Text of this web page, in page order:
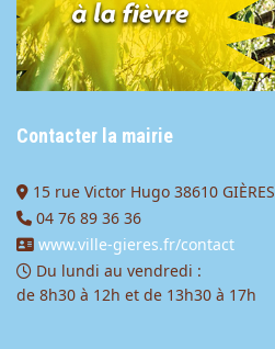
Contacter la mairie
15 rue Victor Hugo 38610 GIÈRES
04 76 89 36 36
www.ville-gieres.fr/contact
Du lundi au vendredi :
de 8h30 à 12h et de 13h30 à 17h